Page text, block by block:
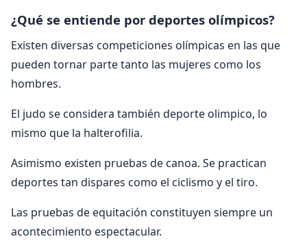
¿Qué se entiende por deportes olímpicos?
Existen diversas competiciones olímpicas en las que
pueden tornar parte tanto las mujeres como los
hombres.
El judo se considera también deporte olimpico, lo
mismo que la halterofilia.
Asimismo existen pruebas de canoa. Se practican
deportes tan dispares como el ciclismo y el tiro.
Las pruebas de equitación constituyen siempre un
acontecimiento espectacular.